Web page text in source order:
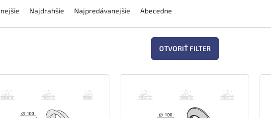
Najdrahšie Najpredávanejšie Abecedne
OTVORIŤ FILTER